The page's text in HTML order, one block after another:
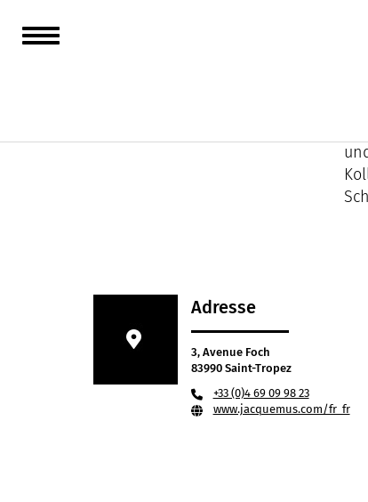
Adresse
3, Avenue Foch
83990 Saint-Tropez
+33 (0)4 69 09 98 23
www.jacquemus.com/fr_fr